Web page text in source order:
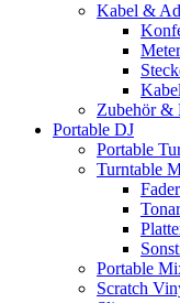
Kabel &
Zubehör &
Portable DJ
Portable
Turntable
Fader
Portable
Scratch